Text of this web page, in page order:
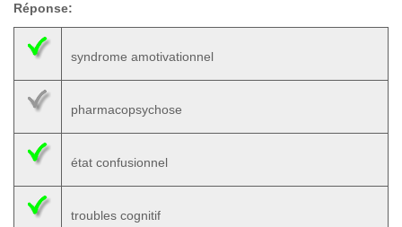
Réponse:
syndrome amotivationnel
pharmacopsychose
état confusionnel
troubles cognitif